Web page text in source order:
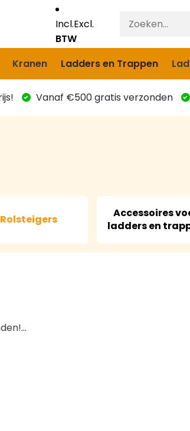
Incl.Excl.
BTW
Kranen Ladders en Trappen
Vanaf €500 gratis verzonden
Rolsteigers
Accessoires
ladders en